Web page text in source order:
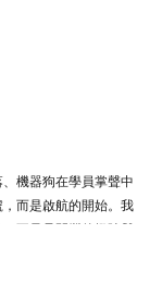
、機器狗在學員掌聲中
而是啟航的開始。我
不只是閃爍的燈陣與